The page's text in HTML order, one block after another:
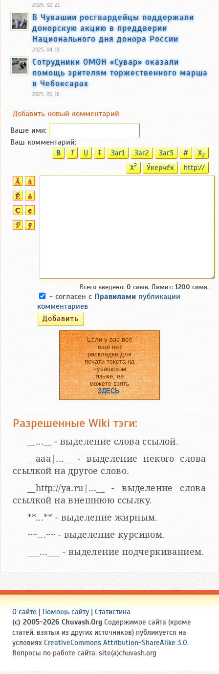
2025, 02, 21
В Чувашии росгвардейцы поддержали
донорскую акцию в преддверии
Национального дня донора России
2025, 04, 19
Cотрудники ОМОН «Сувар» оказали
помощь зрителям торжественного марша
в Чебоксарах
2025, 05, 16
Добавить новый комментарий
Ваше имя:
Ваш комментарий:
B T U T Заг1 Заг2 Заг3 # X2
X2 Ӳкерчĕк http://
Всего введено: 0 симв. Лимит: 1200 симв.
- согласен с Правилами публикации
комментариев
Если у вас все
еще нет
раскладки для
печати текста на
чувашском
языке, ее
можете взять
ЗДЕСЬ.
Разрешенные Wiki тэги:
__...__ - выделение слова ссылой.
__aaa|...__ - выделение некого слова
ссылкой на другое слово.
__http://ya.ru|...__ - выделение слова
ссылкой на внешнюю ссылку.
**...** - выделение жирным.
~~...~~ - выделение курсивом.
___...___ - выделение подчеркиванием.
О сайте | Помощь сайту | Статистика
(c) 2005-2026 Chuvash.Org Содержимое сайта (кроме
статей, взятых из других источников) публикуется на
условиях CreativeCommons Attribution-ShareAlike 3.0.
Вопросы по работе сайта: site(a)chuvash.org